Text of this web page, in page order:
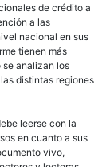
de crédito a
a las
nacional en sus
tienen más
analizan los
distintas regiones
leerse con la
en cuanto a sus
vivo,